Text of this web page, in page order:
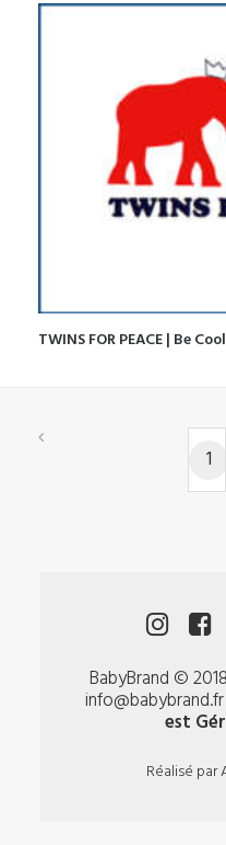
TWINS FOR PEACE | Be
1
BabyBrand ©
est
Réalisé par